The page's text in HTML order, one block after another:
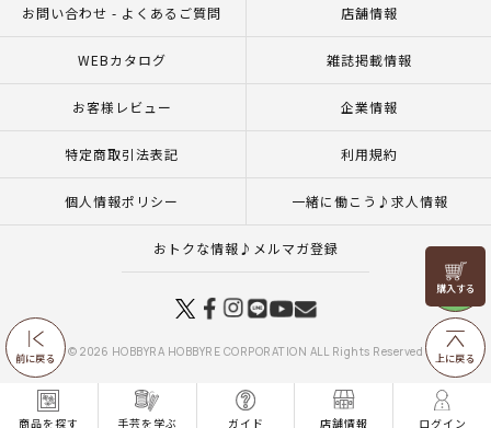
商品を探す 手芸を学ぶ ガイド 店舗情報 ログイン
前に戻る
リリヤン
フェア
上に戻る
お問い合わせ - よくあるご質問 店舗情報
WEBカタログ 雑誌掲載情報
お客様レビュー 企業情報
特定商取引法表記 利用規約
個人情報ポリシー 一緒に働こう♪求人情報
おトクな情報♪メルマガ登録
© 2026 HOBBYRA HOBBYRE CORPORATION ALL Rights Reserved